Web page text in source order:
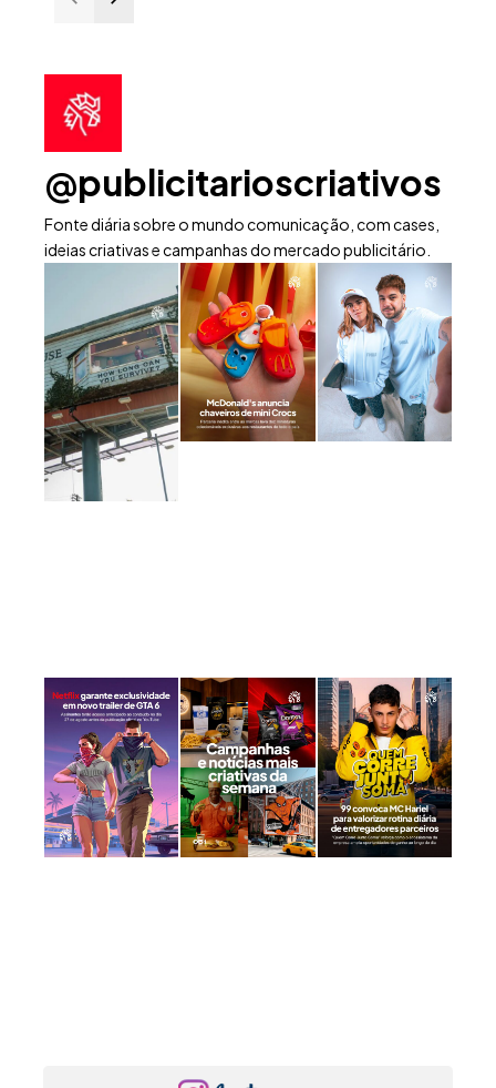
@publicitarioscriativos
Fonte diária sobre o mundo comunicação, com cases,
ideias criativas e campanhas do mercado publicitário.